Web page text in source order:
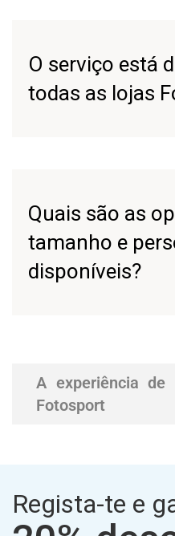
O serviço está
todas as lojas
Quais são as
tamanho e
disponíveis?
A experiência de
Fotosport
Regista-te e